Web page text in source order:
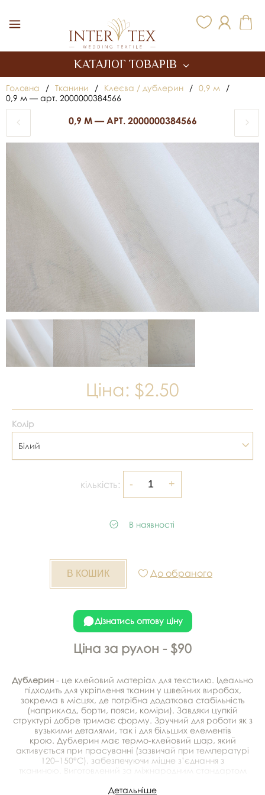
КАТАЛОГ ТОВАРІВ
Головна / Тканини / Клеєва / дублерин / 0,9 м
/
0,9 м — арт. 2000000384566
0,9 М — АРТ. 2000000384566
Ціна: $2.50
Колір
Білий
кількість:
В наявності
До обраного
Дізнатись оптову ціну
Ціна за рулон - $90
Дублерин - це клейовий матеріал для текстилю. Ідеально
підходить для укріплення тканин у швейних виробах,
зокрема в місцях, де потрібна додаткова стабільність
(наприклад, борти, пояси, коміри). Завдяки цупкій
структурі добре тримає форму. Зручний для роботи як з
вузькими деталями, так і для більших елементів
крою. Дублерин має термо-клейовий шар, який
активується при прасуванні (зазвичай при температурі
120–150°C), забезпечуючи міцне з’єднання з
тканиною. Виготовлений за міжнародним стандартом
етапах виробництва.
Детальніше